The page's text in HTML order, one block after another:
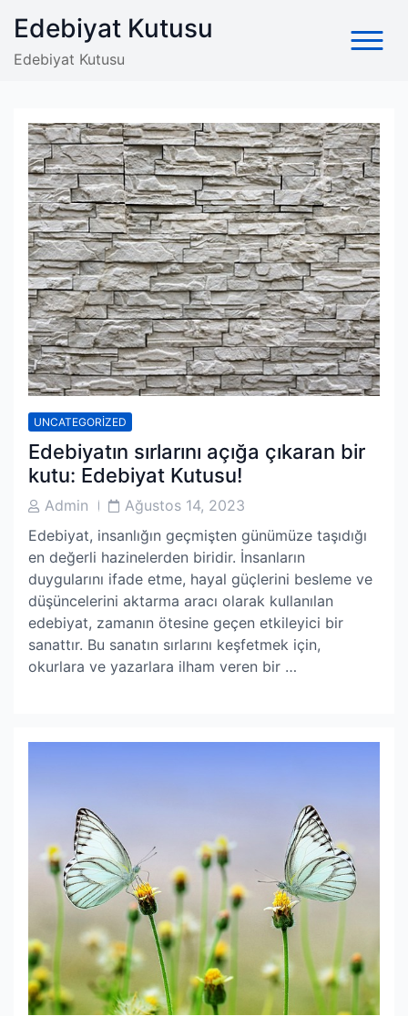
content
Edebiyat Kutusu
Edebiyat Kutusu
UNCATEGORIZED
Edebiyatın sırlarını açığa çıkaran bir
kutu: Edebiyat Kutusu!
PostAdmin
PostAğustos 14, 2023
Edebiyat, insanlığın geçmişten günümüze taşıdığı
en değerli hazinelerden biridir. İnsanların
duygularını ifade etme, hayal güçlerini besleme ve
düşüncelerini aktarma aracı olarak kullanılan
edebiyat, zamanın ötesine geçen etkileyici bir
sanattır. Bu sanatın sırlarını keşfetmek için,
okurlara ve yazarlara ilham veren bir …